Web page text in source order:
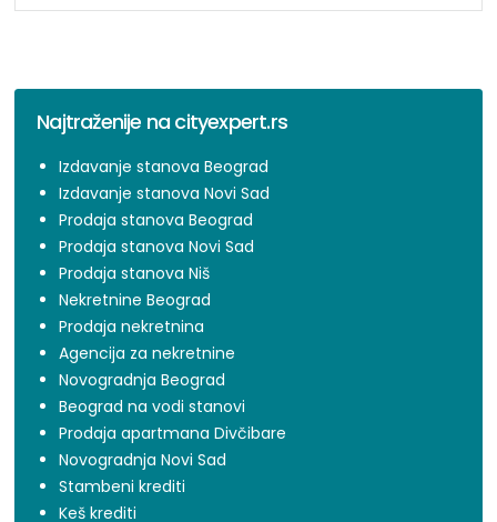
Najtraženije na cityexpert.rs
Izdavanje stanova Beograd
Izdavanje stanova Novi Sad
Prodaja stanova Beograd
Prodaja stanova Novi Sad
Prodaja stanova Niš
Nekretnine Beograd
Prodaja nekretnina
Agencija za nekretnine
Novogradnja Beograd
Beograd na vodi stanovi
Prodaja apartmana Divčibare
Novogradnja Novi Sad
Stambeni krediti
Keš krediti